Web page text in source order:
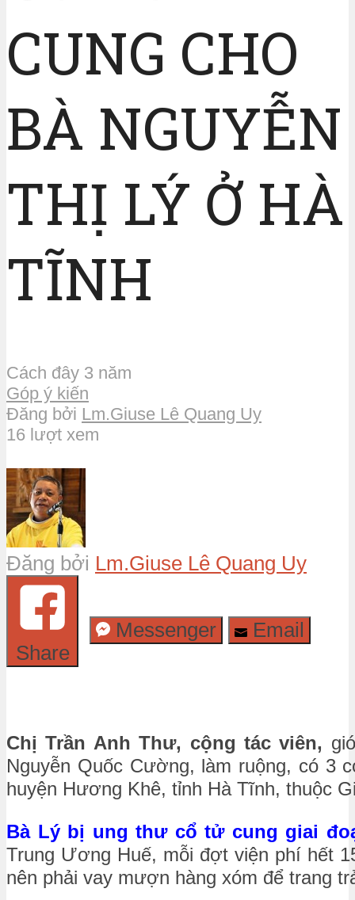
CUNG CHO
BÀ NGUYỄN
THỊ LÝ Ở HÀ
TĨNH
Cách đây 3 năm
Góp ý kiến
Đăng bởi Lm.Giuse Lê Quang Uy
16 lượt xem
Đăng bởi Lm.Giuse Lê Quang Uy
Share
Messenger Email
Chị Trần Anh Thư, cộng tác viên,
Nguyễn Quốc Cường, làm ruộng, có 3
huyện Hương Khê, tỉnh Hà Tĩnh, thuộc
Bà Lý‎ bị ung thư cổ tử cung giai
Trung Ương Huế, mỗi đợt viện phí hết
nên phải vay mượn hàng xóm để trang